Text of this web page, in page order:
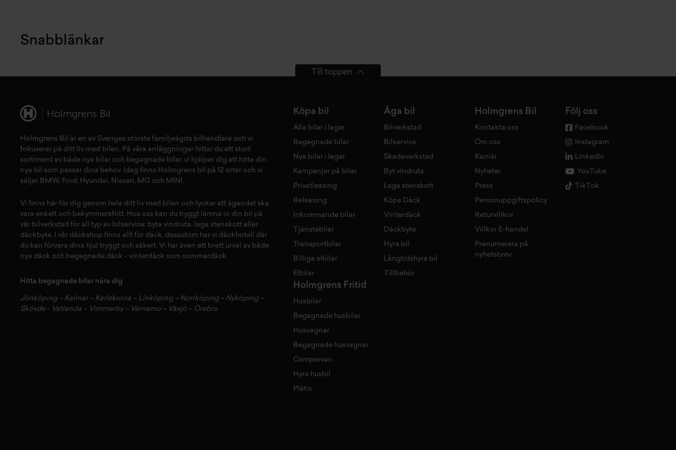
Snabblänkar
Till toppen
Holmgrens Bil är en av Sveriges största familjeägda bilhandlare och vi
fokuserar på ditt liv med bilen. På våra anläggningar hittar du ett stort
sortiment av både nya bilar och begagnade bilar, vi hjälper dig att hitta din
nya bil som passar dina behov. Idag finns Holmgrens bil på 12 orter och vi
säljer BMW, Ford , Hyundai, Nissan , MG och MINI .
Vi finns här för dig genom hela ditt liv med bilen och tycker att ägandet ska
vara enkelt och bekymmersfritt. Hos oss kan du tryggt lämna in din bil på
vår bilverkstad för all typ av bilservice: byta vindruta, laga stenskott eller
däckbyte. I vår däckshop finns allt för däck, dessutom har vi däckhotell d är
du kan förvara dina hjul tryggt och säkert. Vi har även ett brett urval av både
nya däck och begagnade däck - vinterdäck som sommardäck.
Hitta begagnade bilar nära dig
Jönköping– Kalmar – Karlskrona – Linköping– Norrköping– Nyköping–
Skövde- Vetlanda – Vimmerby– Värnamo – Växjö – Örebro
Köpa bil
Alla bilar i lager
Begagnade bilar
Nya bilar i lager
Kampanjer på bilar
Privatleasing
Releasing
Inkommande bilar
Tjänstebilar
Transportbilar
Billiga elbilar
Elbilar
Äga bil
Bilverkstad
Bilservice
Skadeverkstad
Byt vindruta
Laga stenskott
Köpa Däck
Vinterdäck
Däckbyte
Hyra bil
Långtidshyra bil
Tillbehör
Holmgrens Bil
Kontakta oss
Om oss
Karriär
Nyheter
Press
Personuppgiftspolicy
Returvillkor
Villkor E-handel
Prenumerera på
nyhetsbrev
Följ oss
Facebook
Instagram
LinkedIn
YouTube
TikTok
Holmgrens Fritid
Husbilar
Begagnade husbilar
Husvagnar
Begagnade husvagnar
Campervan
Hyra husbil
Plåtis